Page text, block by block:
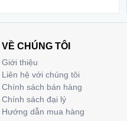
VỀ CHÚNG TÔI
Giới thiệu
Liên hệ với chúng tôi
Chính sách bán hàng
Chính sách đại lý
Hướng dẫn mua hàng